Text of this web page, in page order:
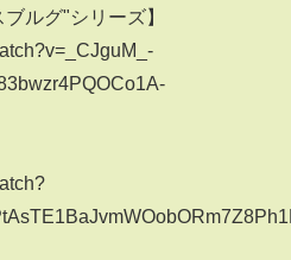
ルグ"シリーズ】